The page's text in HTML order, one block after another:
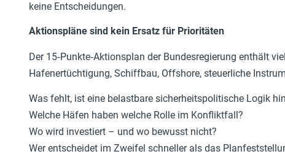
keine Entscheidungen.
Aktionspläne sind kein Ersatz für Prioritäten
Der 15‑Punkte‑Aktionsplan der Bundesregierung enthält
Hafenertüchtigung, Schiffbau, Offshore, steuerliche
Was fehlt, ist eine belastbare sicherheitspolitische Logik
Welche Häfen haben welche Rolle im Konfliktfall?
Wo wird investiert – und wo bewusst nicht?
Wer entscheidet im Zweifel schneller als das